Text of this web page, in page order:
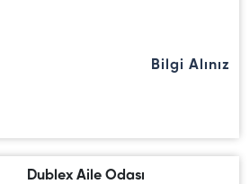
Bilgi Alınız
Dublex Aile Odası